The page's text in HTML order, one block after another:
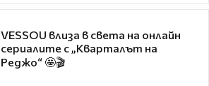
VESSOU влиза в света на онлайн
сериалите с „Кварталът на
Реджо“ 🤩🎬